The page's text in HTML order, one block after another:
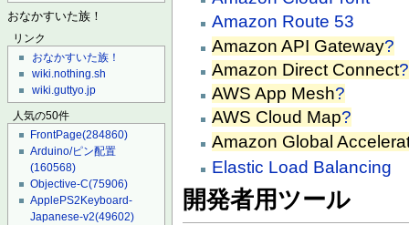
おなかすいた族！
リンク
おなかすいた族！
wiki.nothing.sh
wiki.guttyo.jp
人気の50件
FrontPage(284860)
Arduino/ピン配置
(160568)
Objective-C(75906)
ApplePS2Keyboard-
Japanese-v2(49602)
Amazon Route 53
Amazon API Gateway?
Amazon Direct Connect?
AWS App Mesh?
AWS Cloud Map?
Amazon Global
Elastic Load Balancing
開発者用ツール